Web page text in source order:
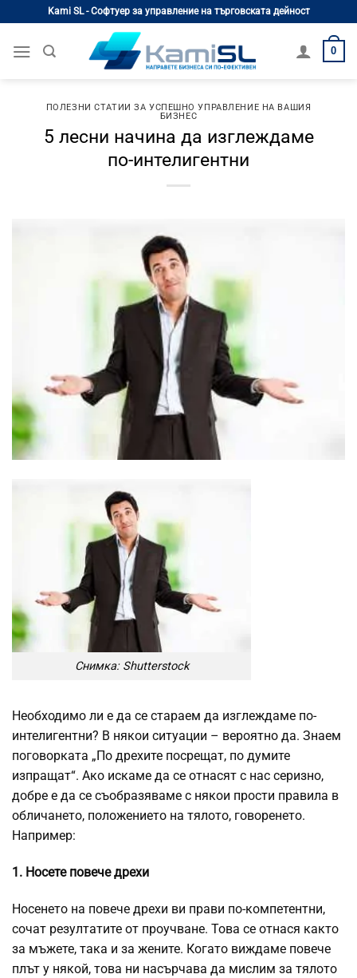
content
Kami SL - Софтуер за управление на търговската дейност
0
ПОЛЕЗНИ СТАТИИ ЗА УСПЕШНО УПРАВЛЕНИЕ НА ВАШИЯ
БИЗНЕС
5 лесни начина да изглеждаме
по-интелигентни
Снимка: Shutterstock
Необходимо ли е да се стараем да изглеждаме по-
интелигентни? В някои ситуации – вероятно да. Знаем
поговорката „По дрехите посрещат, по думите
изпращат“. Ако искаме да се отнасят с нас серизно,
добре е да се съобразяваме с някои прости правила в
обличането, положението на тялото, говоренето.
Например:
1. Носете повече дрехи
Носенето на повече дрехи ви прави по-компетентни,
сочат резултатите от проучване. Това се отнася както
за мъжете, така и за жените. Когато виждаме повече
плът у някой, това ни насърчава да мислим за тялото